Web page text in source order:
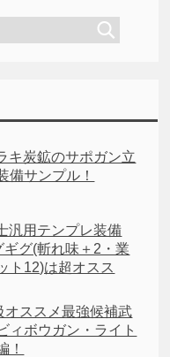
キ炭鉱のサポガン立
備サンプル！
汎用テンプレ装備
ギグ(斬れ味＋2・業
ト12)は超オスス
オススメ最強候補武
ィボウガン・ライト
！